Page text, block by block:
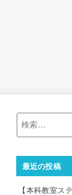
最近の投稿
【本科教室ス